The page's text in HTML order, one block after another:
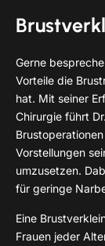
Gerne
Vorteile die
hat. Mit seiner
Chirurgie führt
Vorstellungen
umzusetzen.
für geringe
Eine
Frauen jeder